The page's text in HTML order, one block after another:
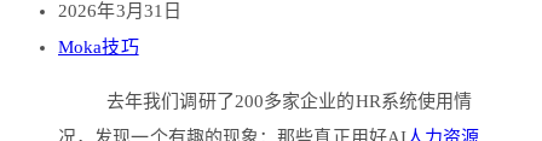
2026年3月31日
Moka技巧
去年我们调研了200多家企业的HR系统使用情